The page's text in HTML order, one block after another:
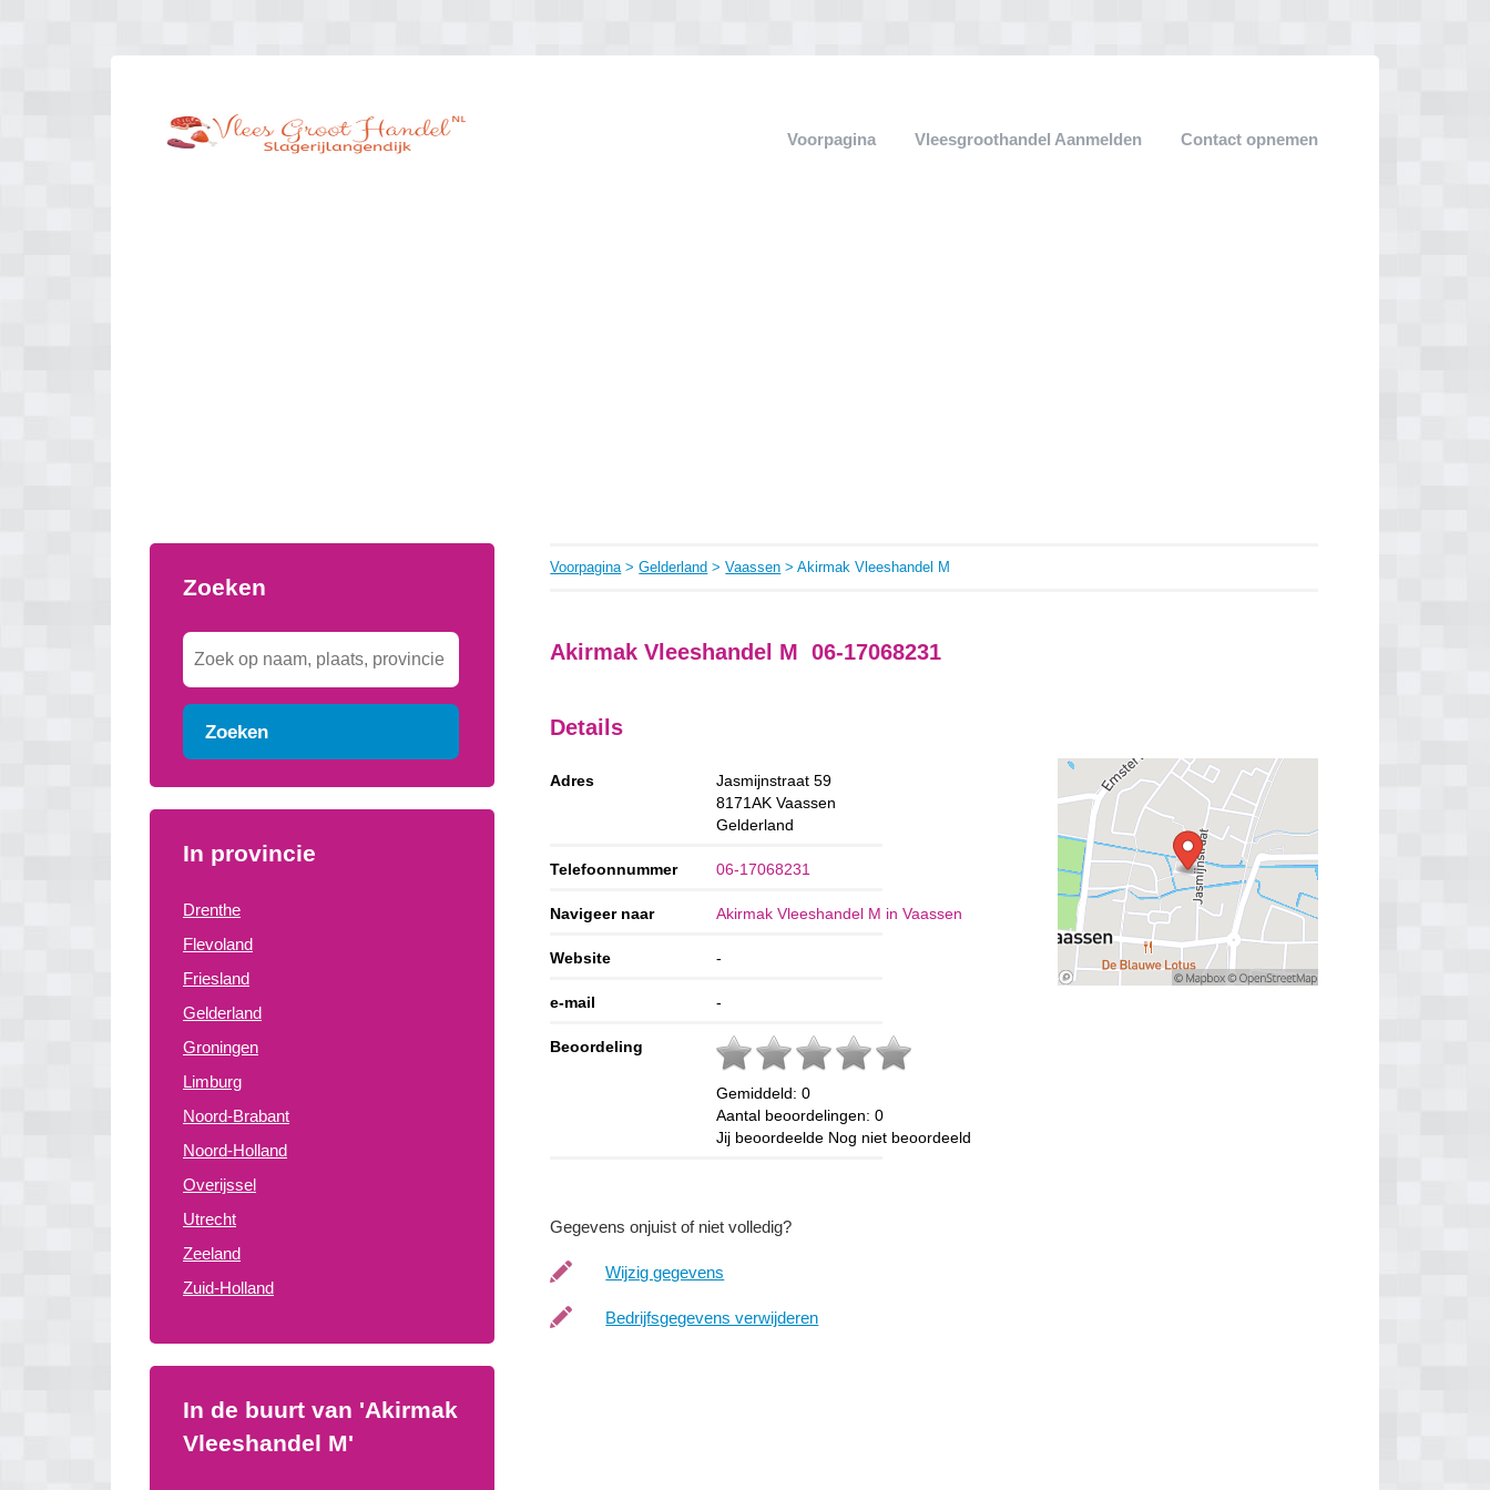
Voorpagina Vleesgroothandel Aanmelden Contact opnemen
Zoeken
Zoeken
In provincie
Drenthe
Flevoland
Friesland
Gelderland
Groningen
Limburg
Noord-Brabant
Noord-Holland
Overijssel
Utrecht
Zeeland
Zuid-Holland
In de buurt van 'Akirmak
Vleeshandel M'
Voorpagina>Gelderland >Vaassen > Akirmak Vleeshandel M
Akirmak Vleeshandel M 06-17068231
Details
Adres
Jasmijnstraat 59
8171AK Vaassen
Gelderland
Telefoonnummer 06-17068231
Navigeer naar Akirmak Vleeshandel M in Vaassen
Website -
e-mail -
Beoordeling
Gemiddeld:0
Aantal beoordelingen:0
Jij beoordeelde Nog niet beoordeeld
Gegevens onjuist of niet volledig?
Wijzig gegevens
Bedrijfsgegevens verwijderen